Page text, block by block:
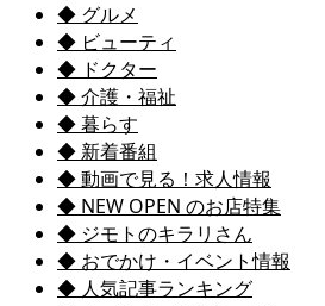
◆ グルメ
◆ ビューティ
◆ ドクター
◆ 介護・福祉
◆ 暮らす
◆ 新着番組
◆ 動画で見る！求人情報
◆ NEW OPEN のお店特集
◆ ジモトのキラリさん
◆ おでかけ・イベント情報
◆ 人気記事ランキング